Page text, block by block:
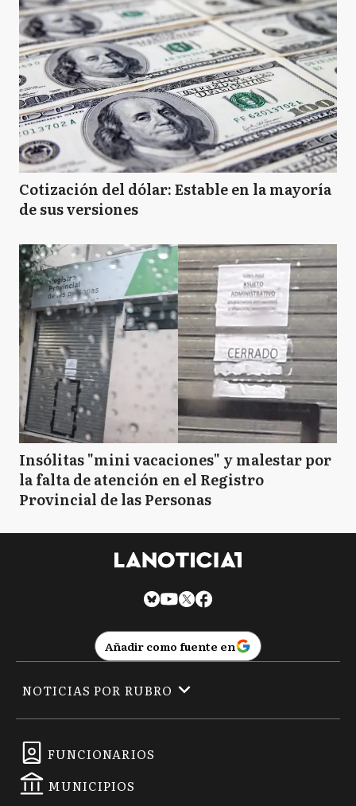
Cotización del dólar: Estable en la mayoría
de sus versiones
Insólitas "mini vacaciones" y malestar por
la falta de atención en el Registro
Provincial de las Personas
Añadir como fuente en
FUNCIONARIOS
MUNICIPIOS
NOTICIAS POR RUBRO